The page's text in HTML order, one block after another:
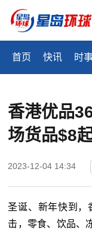
首页 快讯 时
香港优品
场货品$8
2023-12-04 14:34
圣诞、新年快到，
击，零食、饮品、